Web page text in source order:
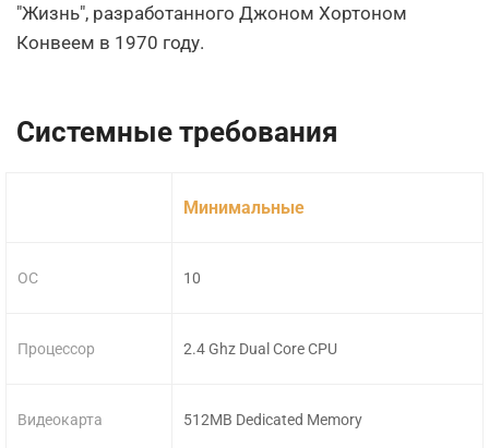
"Жизнь", разработанного Джоном Хортоном
Конвеем в 1970 году.
Системные требования
ОС
Процессор
Видеокарта
Минимальные
10
2.4 Ghz Dual Core CPU
512MB Dedicated Memory